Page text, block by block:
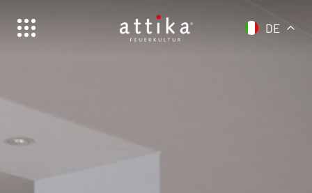
Schweiz | Deutsch
Österreich | Deutsch
DE